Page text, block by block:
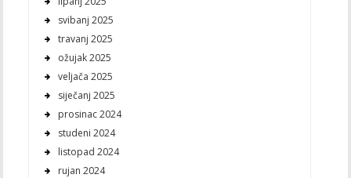
svibanj 2025
travanj 2025
ožujak 2025
veljača 2025
siječanj 2025
prosinac 2024
studeni 2024
listopad 2024
rujan 2024